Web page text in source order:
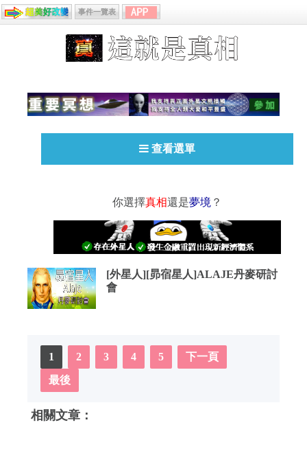
事件一覽表
查看選單
你選擇真相還是夢境 ？
[外星人][昴宿星人]ALAJE丹麥研討
會
1 2 3 4 5
下一頁
最後
相關文章：